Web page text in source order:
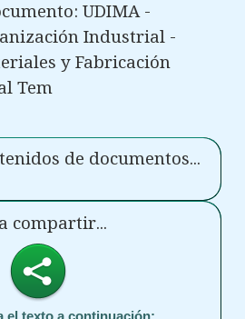
UDIMA -
Industrial -
y Fabricación
Tem
de documentos...
compartir...